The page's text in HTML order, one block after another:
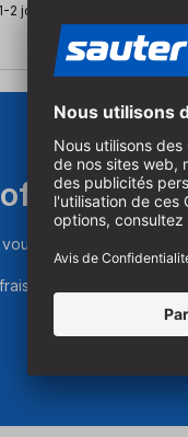
2 jours ouvrés
trouverez des
le sciage et le